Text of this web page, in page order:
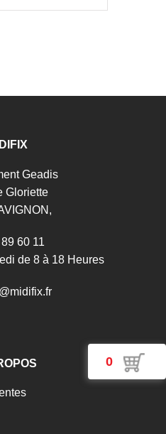
0
Geadis
Gloriette
60 11
de 8 à 18 Heures
midifix.fr